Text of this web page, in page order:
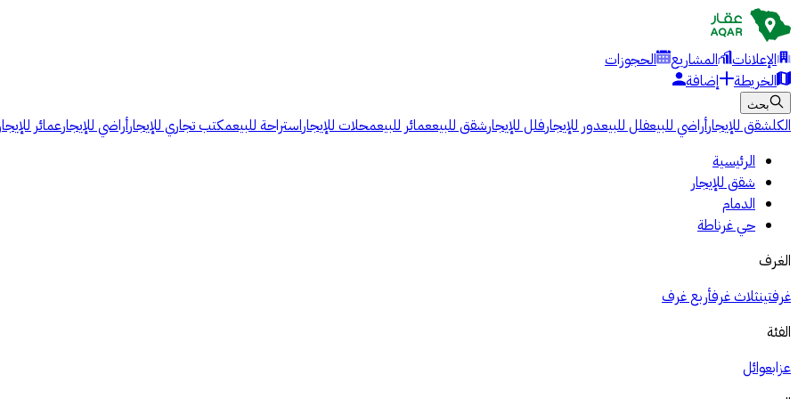
الإعلانات المشاريع
الحجوزات
الخريطة
إضافة
بحث
الكلشقق للإيجارأراضي للبيعفلل للبيعدور للإيجارفلل للإيجارشقق للبيععمائر للبيعمحلات للإيجاراستراحة للبيعمكتب تجاري للإيجارأراضي للإيجارعمائر للإيجار
الرئيسية
شقق للإيجار
الدمام
حي غرناطة
الغرف
غرفتينثلاث غرفأربع غرف
الفئة
عزابعوائل